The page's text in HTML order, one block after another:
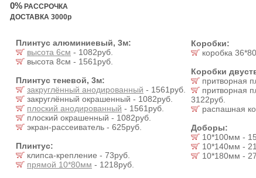
0% РАССРОЧКА
ДОСТАВКА 3000р
Плинтус алюминиевый, 3м:
высота 6см - 1082руб.
высота 8см - 1561руб.
Плинтус теневой, 3м:
закруглённый анодированный - 1561руб.
закруглённый окрашенный - 1082руб.
плоский анодированный - 1561руб.
плоский окрашенный - 1082руб.
экран-рассеиватель - 625руб.
Плинтус:
клипса-крепление - 73руб.
прямой 10*80мм - 1218руб.
Коробки:
коробка
Коробки
притворная
притворная
3122руб.
распашная
Доборы:
10*100мм -
10*140мм -
10*180мм -